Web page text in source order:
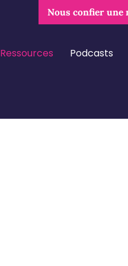
Ressources Podcasts
Nous confier une